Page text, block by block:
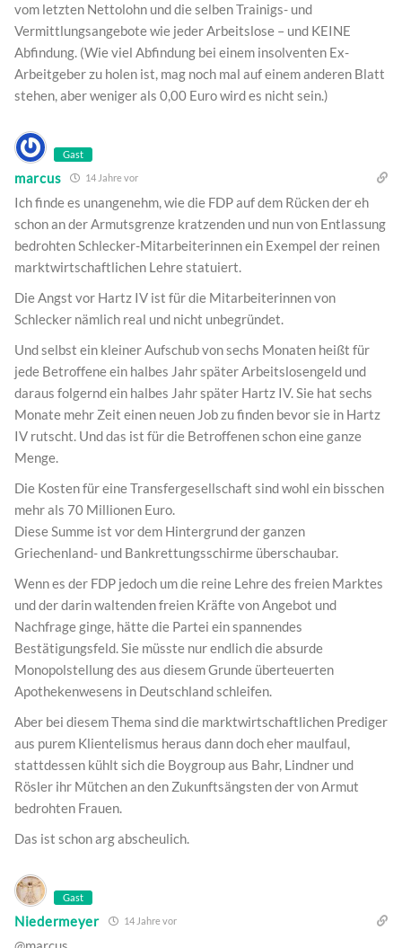
vom letzten Nettolohn und die selben Trainigs- und
Vermittlungsangebote wie jeder Arbeitslose – und KEINE
Abfindung. (Wie viel Abfindung bei einem insolventen Ex-
Arbeitgeber zu holen ist, mag noch mal auf einem anderen Blatt
stehen, aber weniger als 0,00 Euro wird es nicht sein.)
Gast
marcus 14 Jahre vor
Ich finde es unangenehm, wie die FDP auf dem Rücken der eh
schon an der Armutsgrenze kratzenden und nun von Entlassung
bedrohten Schlecker-Mitarbeiterinnen ein Exempel der reinen
marktwirtschaftlichen Lehre statuiert.
Die Angst vor Hartz IV ist für die Mitarbeiterinnen von
Schlecker nämlich real und nicht unbegründet.
Und selbst ein kleiner Aufschub von sechs Monaten heißt für
jede Betroffene ein halbes Jahr später Arbeitslosengeld und
daraus folgernd ein halbes Jahr später Hartz IV. Sie hat sechs
Monate mehr Zeit einen neuen Job zu finden bevor sie in Hartz
IV rutscht. Und das ist für die Betroffenen schon eine ganze
Menge.
Die Kosten für eine Transfergesellschaft sind wohl ein bisschen
mehr als 70 Millionen Euro.
Diese Summe ist vor dem Hintergrund der ganzen
Griechenland- und Bankrettungsschirme überschaubar.
Wenn es der FDP jedoch um die reine Lehre des freien Marktes
und der darin waltenden freien Kräfte von Angebot und
Nachfrage ginge, hätte die Partei ein spannendes
Bestätigungsfeld. Sie müsste nur endlich die absurde
Monopolstellung des aus diesem Grunde überteuerten
Apothekenwesens in Deutschland schleifen.
Aber bei diesem Thema sind die marktwirtschaftlichen Prediger
aus purem Klientelismus heraus dann doch eher maulfaul,
stattdessen kühlt sich die Boygroup aus Bahr, Lindner und
Rösler ihr Mütchen an den Zukunftsängsten der von Armut
bedrohten Frauen.
Das ist schon arg abscheulich.
Gast
Niedermeyer 14 Jahre vor